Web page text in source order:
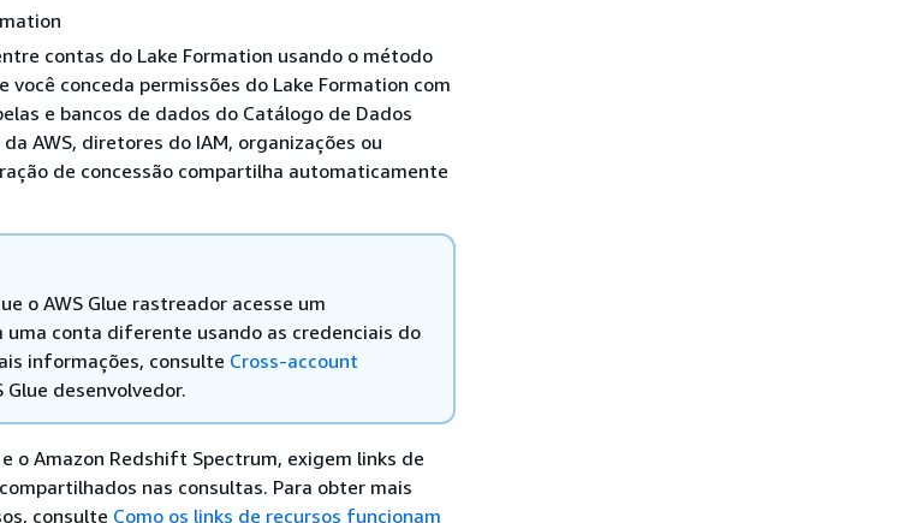
contas do Lake Formation usando o método
conceda permissões do Lake Formation com
e bancos de dados do Catálogo de Dados
AWS, diretores do IAM, organizações ou
de concessão compartilha automaticamente
o AWS Glue rastreador acesse um
uma conta diferente usando as credenciais do
informações, consulte Cross-account
Glue desenvolvedor.
o Amazon Redshift Spectrum, exigem links de
nas consultas. Para obter mais
consulte Como os links de recursos funcionam